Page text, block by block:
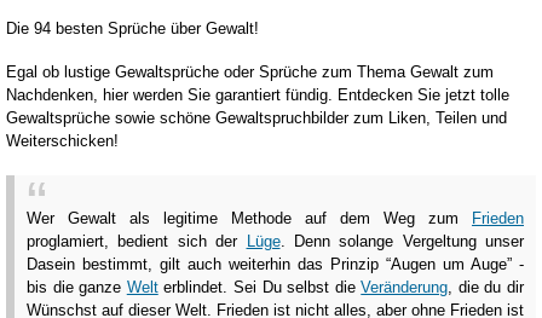
Die 94 besten Sprüche über Gewalt!
Egal ob lustige Gewaltsprüche oder Sprüche zum Thema Gewalt zum
Nachdenken, hier werden Sie garantiert fündig. Entdecken Sie jetzt tolle
Gewaltsprüche sowie schöne Gewaltspruchbilder zum Liken, Teilen und
Weiterschicken!
Wer Gewalt als legitime Methode auf dem Weg zum
Frieden
proglamiert, bedient sich der
Lüge. Denn solange Vergeltung unser
Dasein bestimmt, gilt auch weiterhin das Prinzip “Augen um Auge” -
bis die ganze Welterblindet. Sei Du selbst dieVeränderung , die du dir
Wünschst auf dieser Welt. Frieden ist nicht alles, aber ohne Frieden ist